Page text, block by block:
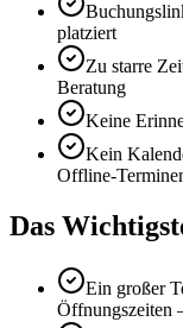
platziert
Zu starre
Beratung
Keine
Kein
Offline-
Das
Ein großer
Öffnungszeiten